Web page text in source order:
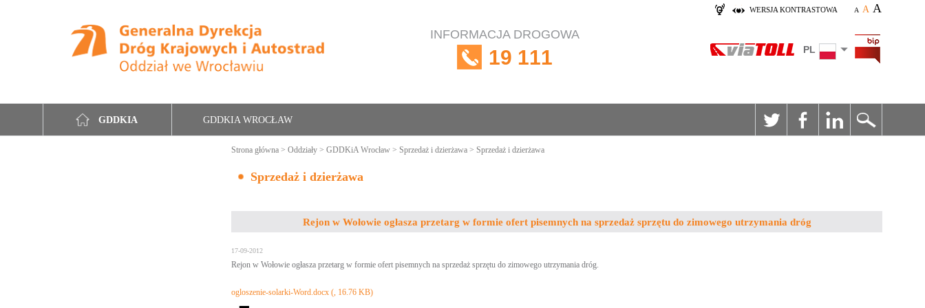
WERSJA KONTRASTOWA A A A
INFORMACJA DROGOWA
19 111 PL
GDDKIA GDDKIA WROCŁAW
Strona główna > Oddziały > GDDKiA Wrocław > Sprzedaż i dzierżawa > Sprzedaż i dzierżawa
Sprzedaż i dzierżawa
Rejon w Wołowie ogłasza przetarg w formie ofert pisemnych na sprzedaż sprzętu do zimowego utrzymania dróg
17-09-2012
Rejon w Wołowie ogłasza przetarg w formie ofert pisemnych na sprzedaż sprzętu do zimowego utrzymania dróg.
ogloszenie-solarki-Word.docx (, 16.76 KB)